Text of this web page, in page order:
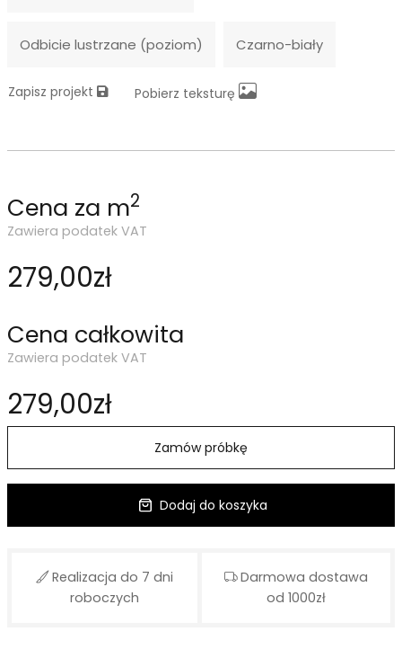
Odbicie lustrzane (poziom) Czarno-biały
Zapisz projekt Pobierz teksturę
Cena za m2
Zawiera podatek VAT
279,00zł
Cena całkowita
Zawiera podatek VAT
279,00zł
Zamów próbkę
Dodaj do koszyka
Realizacja do 7 dni
roboczych
Darmowa dostawa
od 1000zł